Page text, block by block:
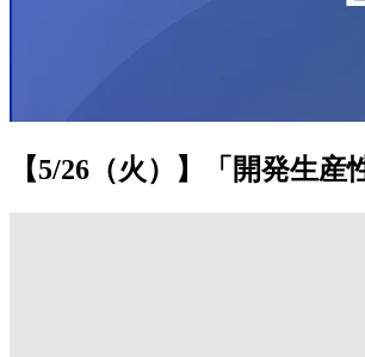
【5/26（火）】「開発生